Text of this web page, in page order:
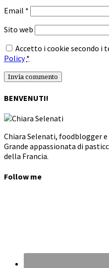
Email *
Sito web
Accetto i cookie secondo i
Policy *
BENVENUTI!
Chiara Selenati, foodblogger
Grande appassionata di
della Francia.
Follow me